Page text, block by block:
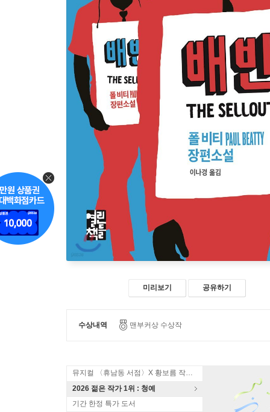
미리보기 공유하기
수상내역 맨부커상 수상작
2026 젊은 작가 1위 : 청예
기간 한정 특가 도서